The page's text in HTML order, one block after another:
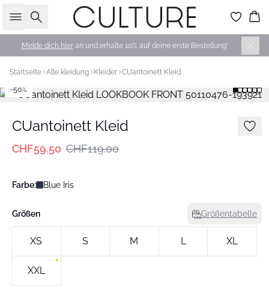
Suche
Melde dich hieran und erhalte 10% auf deine erste Bestellung*
Startseite Alle kleidung Kleider CUantoinett Kleid
-50%
CUantoinett Kleid
CHF59.50 CHF119.00
Farbe: Blue Iris
Größen Größentabelle
XS S M L XL
XXL